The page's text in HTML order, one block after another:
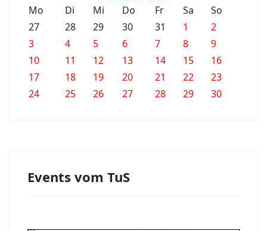
Mo
Di Mi Do Fr Sa
So
27
28 29 30 31 1
2
3
4 5 6 7 8
9
10
11 12 13 14 15
16
17
18 19 20 21 22
23
24
25 26 27 28 29 30
Events vom TuS